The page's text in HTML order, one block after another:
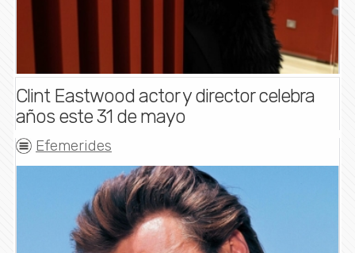
Clint Eastwood actor y director celebra
años este 31 de mayo
Efemerides